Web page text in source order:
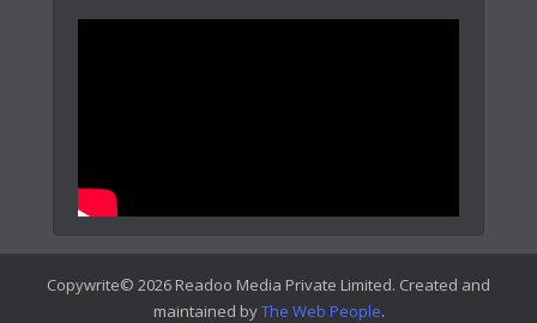
Copywrite© 2026 Readoo Media Private Limited. Created and
maintained byThe Web People.